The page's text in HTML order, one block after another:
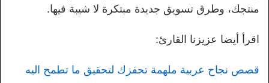
منتجك، وطرق تسويق جديدة مبتكرة لا شيبة فيها.
اقرأ أيضا عزيزنا القارئ:
قصص نجاح عربية ملهمة تحفزك لتحقيق ما تطمح اليه